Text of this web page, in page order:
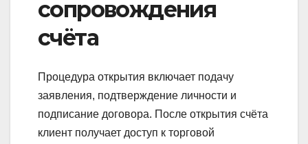
сопровождения
счёта
Процедура открытия включает подачу
заявления, подтверждение личности и
подписание договора. После открытия счёта
клиент получает доступ к торговой